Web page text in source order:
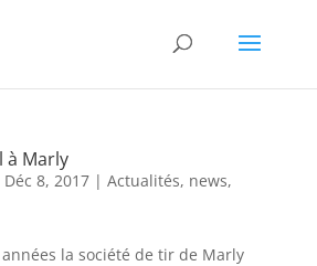
à Marly
Déc 8, 2017| Actualités, news,
la société de tir de Marly